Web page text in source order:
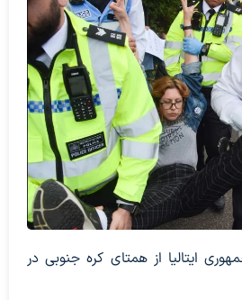
ایتالیا از همتای کره جنوبی در